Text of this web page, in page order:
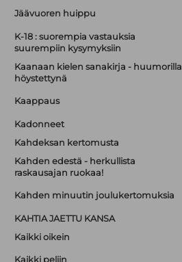
Jäävuoren huippu
K-18 : suorempia vastauksia
suurempiin kysymyksiin
Kaanaan kielen sanakirja - huumorilla
höystettynä
Kaappaus
Kadonneet
Kahdeksan kertomusta
Kahden edestä - herkullista
raskausajan ruokaa!
Kahden minuutin joulukertomuksia
KAHTIA JAETTU KANSA
Kaikki oikein
Kaikki peliin